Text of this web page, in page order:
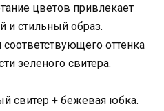
цветов привлекает
и стильный образ.
оттенка
зеленого свитера.
свитер + бежевая юбка.